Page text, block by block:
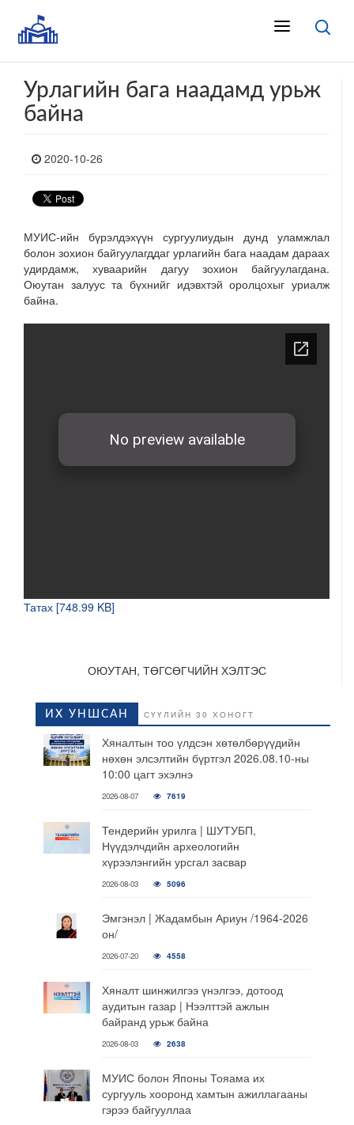
Урлагийн бага наадамд урьж
байна
2020-10-26
МУИС-ийн бүрэлдэхүүн сургуулиудын дунд уламжлал
болон зохион байгуулагддаг урлагийн бага наадам дараах
удирдамж, хуваарийн дагуу зохион байгуулагдана.
Оюутан залуус та бүхнийг идэвхтэй оролцохыг уриалж
байна.
Татах [748.99 KB]
ОЮУТАН, ТӨГСӨГЧИЙН ХЭЛТЭС
ИХ УНШСАН СҮҮЛИЙН 30 ХОНОГТ
Хяналтын тоо үлдсэн хөтөлбөрүүдийн
нөхөн элсэлтийн бүртгэл 2026.08.10-ны
10:00 цагт эхэлнэ
2026-08-07 7619
Тендерийн урилга | ШУТУБП,
Нүүдэлчдийн археологийн
хүрээлэнгийн урсгал засвар
2026-08-03 5096
Эмгэнэл | Жадамбын Ариун /1964-2026
он/
2026-07-20 4558
Хяналт шинжилгээ үнэлгээ, дотоод
аудитын газар | Нээлттэй ажлын
байранд урьж байна
2026-08-03 2638
МУИС болон Японы Тояама их
сургууль хооронд хамтын ажиллагааны
гэрээ байгууллаа